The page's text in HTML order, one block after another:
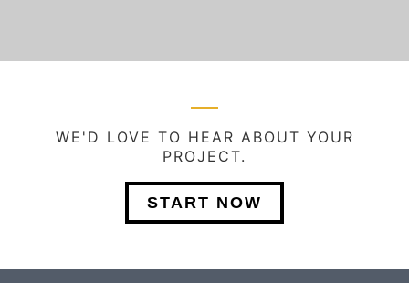
WE'D LOVE TO HEAR ABOUT YOUR
PROJECT.
START NOW